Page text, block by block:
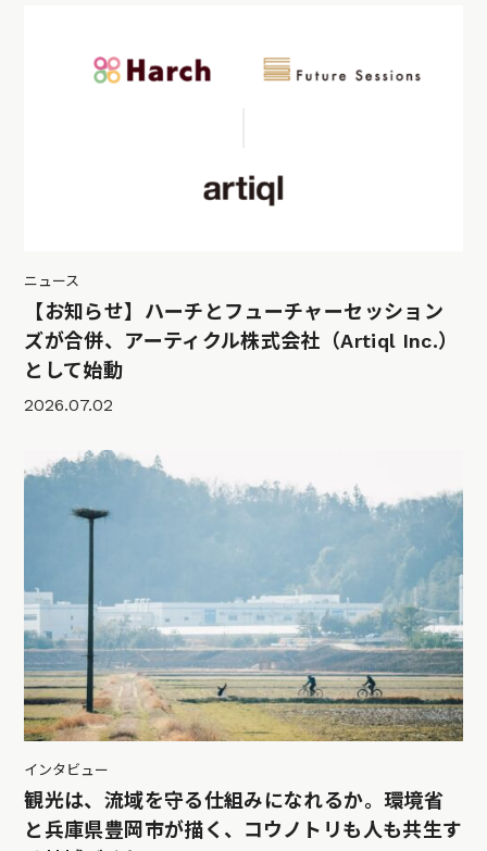
ニュース
【お知らせ】ハーチとフューチャーセッション
ズが合併、アーティクル株式会社（Artiql Inc.）
として始動
2026.07.02
インタビュー
観光は、流域を守る仕組みになれるか。環境省
と兵庫県豊岡市が描く、コウノトリも人も共生す